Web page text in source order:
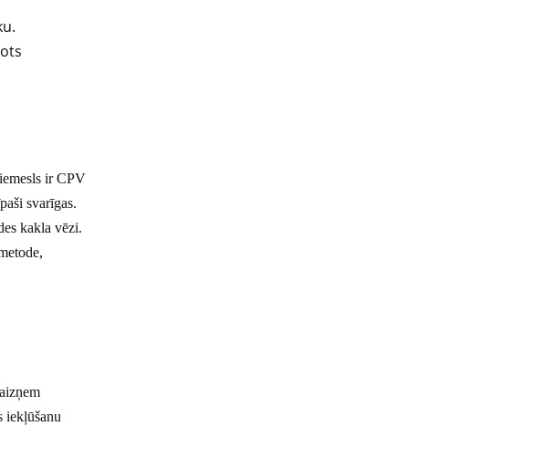
ir CPV
svarīgas.
kakla vēzi.
iekļūšanu